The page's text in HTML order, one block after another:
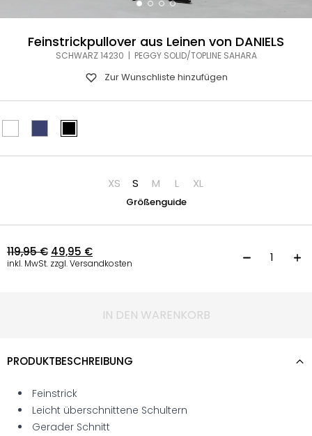
Feinstrickpullover aus Leinen von DANIELS
SCHWARZ 14230 | PEGGY SOLID/TOPLINE SAHARA
Zur Wunschliste hinzufügen
XS S M L XL
Größenguide
119,95€ 49,95 €
inkl. MwSt. zzgl. Versandkosten
IN DEN WARENKORB
PRODUKTBESCHREIBUNG
Feinstrick
Leicht überschnittene Schultern
Gerader Schnitt